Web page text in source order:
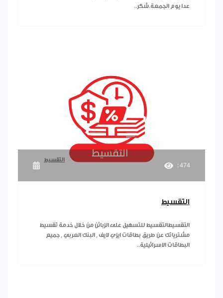
عدا يوم الجمعة.شكر..
التقسيط
: 474
التقسيط
التقسيطالتقسيط للتسهيل على الزبائن من خلال خدمة تقسيط
مشترياتك عن طريق بطاقات ايزي لايف , البنك العربي , جميع
البطاقات الاسرائيلية..